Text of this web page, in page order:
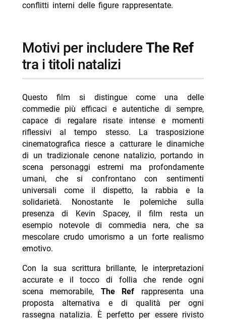
conflitti interni delle figure rappresentate.
motivi per includereThe Ref
tra i titoli natalizi
Questo film si distingue come una delle
commedie più efficaci e autentiche di sempre,
capace di regalare risate intense e momenti
riflessivi al tempo stesso. La trasposizione
cinematografica riesce a catturare le dinamiche
di un tradizionale cenone natalizio, portando in
scena personaggi estremi ma profondamente
umani, che si confrontano con sentimenti
universali come il dispetto, la rabbia e la
solidarietà. Nonostante le polemiche sulla
presenza di Kevin Spacey, il film resta un
esempio notevole di commedia nera, che sa
mescolare crudo umorismo a un forte realismo
emotivo.
Con la sua scrittura brillante, le interpretazioni
accurate e il tocco di follia che rende ogni
scena memorabile, The Ref rappresenta una
proposta alternativa e di qualità per ogni
rassegna natalizia. È perfetto per essere rivisto